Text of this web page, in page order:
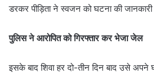
डरकर पीड़िता ने स्वजन को घटना की जानकारी
पुलिस ने आरोपित को गिरफ्तार कर भेजा जेल
इसके बाद शिवा हर दो-तीन दिन बाद उसे